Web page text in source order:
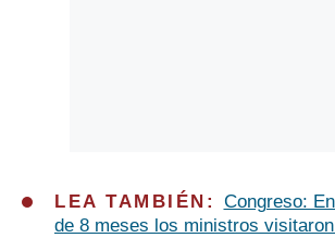
LEA TAMBIÉN: Congreso:
de 8 meses los ministros